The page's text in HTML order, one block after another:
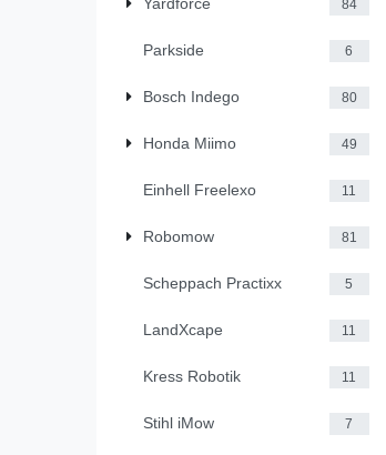
Yardforce 84
Parkside 6
Bosch Indego 80
Honda Miimo 49
Einhell Freelexo 11
Robomow 81
Scheppach Practixx 5
LandXcape 11
Kress Robotik 11
Stihl iMow 7